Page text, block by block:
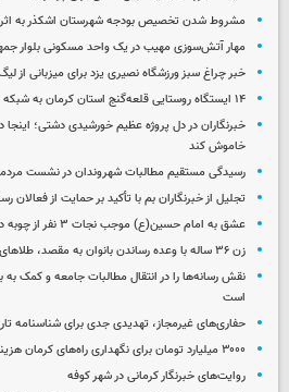
مشروط شدن تخصیص بودجه شهرستان اشکذر به
مهار آتش‌سوزی مهیب در یک واحد مسکونی بلوار
خبر چراغ سبز ورزشگاه نصیری یزد برای میزبانی از
۱۴ ایستگاه روستایی قلعه‌گنج استان کرمان به شبکه فیبر نوری متصل شد
خبرنگاران در دل پروژه عظیم خورشیدی دشتی؛
خاموش کند
رسیدگی مستقیم مطالبات شهروندان در نشست مردمی
تجلیل از خبرنگاران بم با تأکید بر حمایت از فعالان
عشق به امام حسین(ع) موجب نجات ۳ نفر از چوبه دار شد
زن ۳۶ ساله با وعده رساندن بانوان به مقصد، طلاهای آنان را سرقت می‌کرد
نقش رسانه‌ها را در انتقال مطالبات جامعه و کمک
است
حفاری‌های غیرمجاز، تهدیدی جدی برای شناسنامه
۳۰۰۰ میلیارد تومان برای نگهداری راه‌های کرمان هزینه شد
روایت‌های خبرنگار کرمانی در شهر کوفه